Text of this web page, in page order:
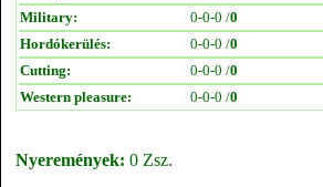
Military:
0-0-0 /0
Hordókerülés:
0-0-0 /0
Cutting:
0-0-0 /0
Western pleasure:
0-0-0 /0
Nyeremények: 0 Zsz.